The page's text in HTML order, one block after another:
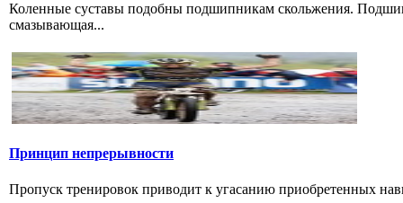
Коленные суставы подобны подшипникам скольжения.
смазывающая...
Принцип непрерывности
Пропуск тренировок приводит к угасанию приобретенных